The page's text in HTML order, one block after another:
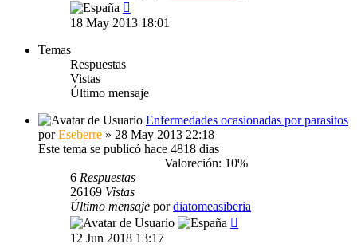
18 May 2013 18:01
Temas
Respuestas
Vistas
Último mensaje
Enfermedades ocasionadas por parasitos
porEseberre » 28 May 2013 22:18
Este tema se publicó hace 4818 dias
Valoreción: 10%
6 Respuestas
26169 Vistas
Último mensaje pordiatomeasiberia
12 Jun 2018 13:17